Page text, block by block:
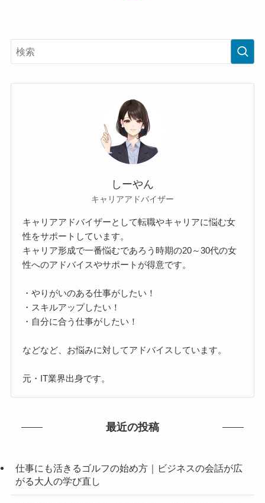
しーやん
キャリアアドバイザー
キャリアアドバイザーとして転職やキャリアに悩む女
性をサポートしています。
キャリア形成で一番悩むであろう時期の20～30代の女
性へのアドバイスやサポートが得意です。
・やりがいのある仕事がしたい！
・スキルアップしたい！
・自分に合う仕事がしたい！
などなど、お悩みに対してアドバイスしています。
元・IT業界出身です。
最近の投稿
仕事にも活きるゴルフの始め方｜ビジネスの会話が広
がる大人の学び直し